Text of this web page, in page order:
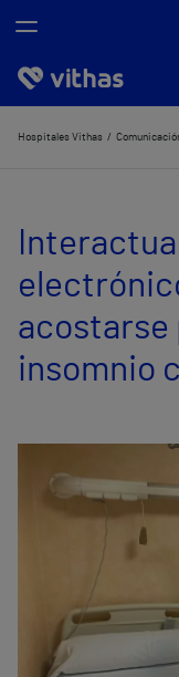
Nosotros
Servicios de salud
Equipo médico y
Hospitales Vithas
acostarse
insomnio